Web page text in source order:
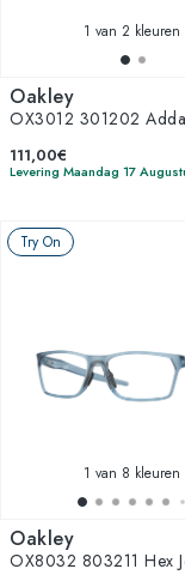
1 van 2 kleuren
Oakley
OX3012 301202
111,00€
Levering Maandag 17
Try On
1 van 8 kleuren
Oakley
OX8032 803211 Hex